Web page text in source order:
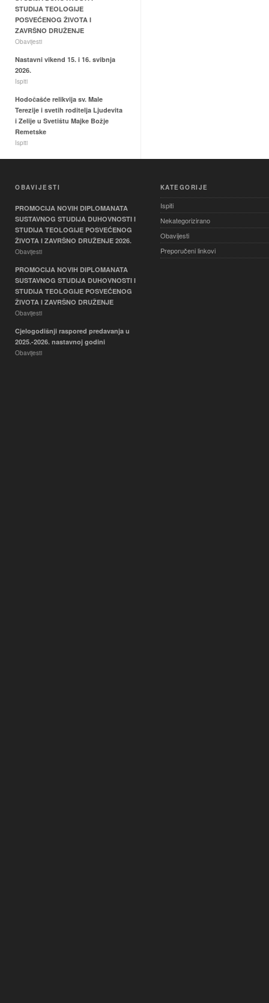
STUDIJA TEOLOGIJE
POSVEĆENOG ŽIVOTA I
ZAVRŠNO DRUŽENJE
Obavijesti
Nastavni vikend 15. i 16. svibnja
2026.
Ispiti
Hodočašće relikvija sv. Male
Terezije i svetih roditelja Ljudevita
i Zelije u Svetištu Majke Božje
Remetske
Ispiti
OBAVIJESTI
PROMOCIJA NOVIH DIPLOMANATA
SUSTAVNOG STUDIJA DUHOVNOSTI I
STUDIJA TEOLOGIJE POSVEĆENOG
ŽIVOTA I ZAVRŠNO DRUŽENJE 2026.
Obavijesti
PROMOCIJA NOVIH DIPLOMANATA
SUSTAVNOG STUDIJA DUHOVNOSTI I
STUDIJA TEOLOGIJE POSVEĆENOG
ŽIVOTA I ZAVRŠNO DRUŽENJE
Obavijesti
Cjelogodišnji raspored predavanja u
2025.-2026. nastavnoj godini
Obavijesti
KATEGORIJE
Ispiti
Nekategorizirano
Obavijesti
Preporučeni linkovi